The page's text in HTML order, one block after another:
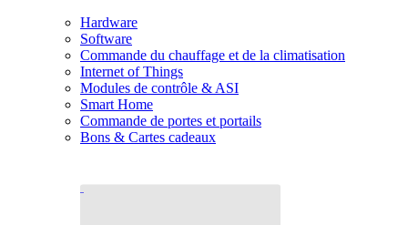
Hardware
Software
Commande du chauffage et de la climatisation
Internet of Things
Modules de contrôle & ASI
Smart Home
Commande de portes et portails
Bons & Cartes cadeaux